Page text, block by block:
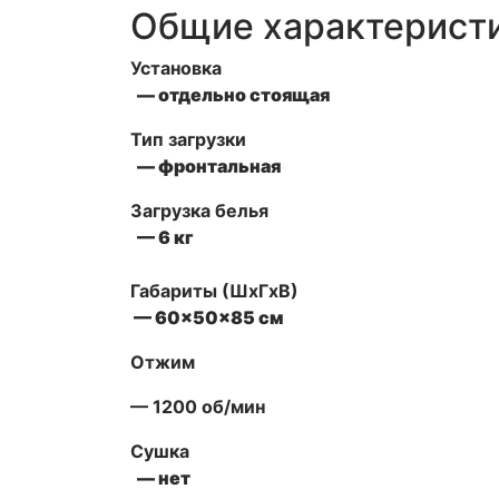
Общие
Установка
— отдельно стоящая
Тип загрузки
— фронтальная
Загрузка белья
— 6 кг
Габариты (ШxГxВ)
— 60x50x85 см
Отжим
— 1200 об/мин
Сушка
— нет